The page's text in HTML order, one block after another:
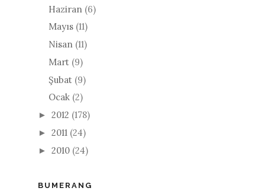
Haziran (6)
Mayıs (11)
Nisan (11)
Mart (9)
Şubat (9)
Ocak (2)
► 2012 (178)
► 2011 (24)
► 2010 (24)
BUMERANG